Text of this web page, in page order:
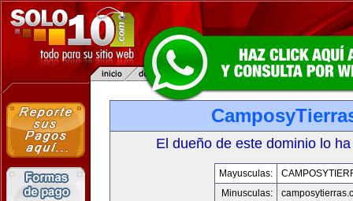
El dueño de este dominio lo
Mayusculas:
Minusculas: